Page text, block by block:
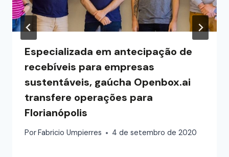
Especializada em antecipação de
recebíveis para empresas
sustentáveis, gaúcha Openbox.ai
transfere operações para
Florianópolis
Por Fabricio Umpierres 4 de setembro de 2020